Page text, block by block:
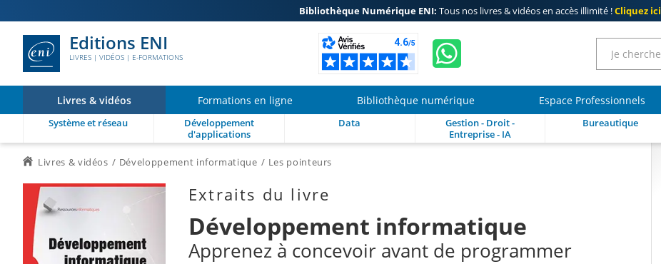
Bibliothèque Numérique ENI: Tous nos livres & vidéos en accès illimité !Cliquez ici
Editions ENI
LIVRES | VIDÉOS | E-FORMATIONS
Livres & vidéos Formations en ligne Bibliothèque numérique Espace Professionnels
Système et réseau
Développement
d'applications
Data
Gestion - Droit -
Entreprise - IA
Bureautique
Livres & vidéos Développement informatique Les pointeurs
Extraits du livre
Développement informatique
Apprenez à concevoir avant de programmer